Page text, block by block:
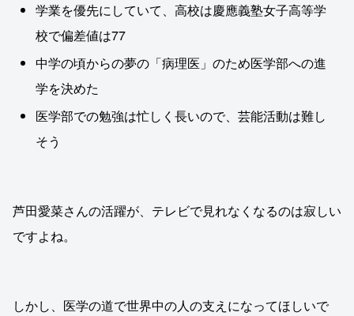
学業を優先にしていて、高校は慶應義塾女子高等学
校で偏差値は77
中学の頃からの夢の「病理医」のため医学部への進
学を決めた
医学部での勉強は忙しく長いので、芸能活動は難し
そう
芦田愛菜さんの活躍が、テレビで見れなくなるのは寂しい
ですよね。
しかし、医学の道で世界中の人の支えになってほしいで